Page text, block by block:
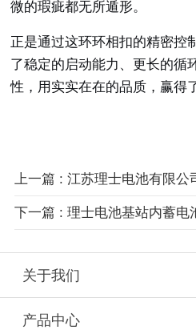
微的瑕疵都无所遁形。
正是通过这环环相扣的精密控
了稳定的启动能力、更长的循
性，用实实在在的品质，赢得
下一篇 : 理士电池基站内蓄电
关于我们
产品中心